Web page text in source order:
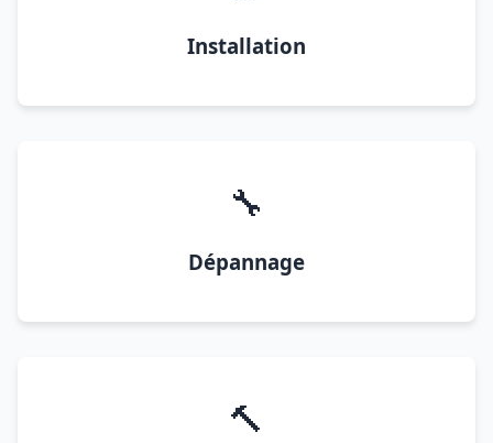
Installation
🔧
Dépannage
🔨